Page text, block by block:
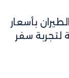
بأسعار
سفر